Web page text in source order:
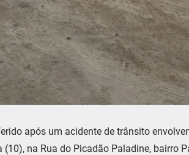
após um acidente de trânsito
na Rua do Picadão Paladine, bairro